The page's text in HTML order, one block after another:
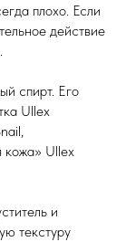
плохо. Если
действие
спирт. Его
Ullex
Ullex
и
текстуру